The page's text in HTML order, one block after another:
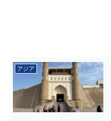
アジア